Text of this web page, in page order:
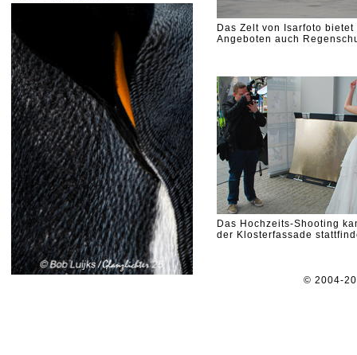
Das Zelt von Isarfoto bietet
Angeboten auch
Das Hochzeits-Shooting
der Klosterfassade
© 2004-